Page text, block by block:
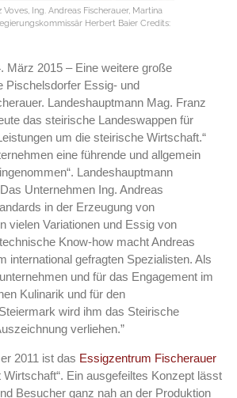
Voves, Ing. Andreas Fischerauer, Martina
Herbert Baier Credits:
März 2015 – Eine weitere große
Pischelsdorfer Essig- und
Landeshauptmann Mag. Franz
das steirische Landeswappen für
um die steirische Wirtschaft.“
eine führende und allgemein
Landeshauptmann
Unternehmen Ing. Andreas
in der Erzeugung von
vielen Variationen und Essig von
Know-how macht Andreas
international gefragten Spezialisten. Als
und für das Engagement im
Kulinarik und für den
wird ihm das Steirische
verliehen.”
2011 ist das Essigzentrum Fischerauer
Wirtschaft“. Ein ausgefeiltes Konzept lässt
Besucher ganz nah an der Produktion